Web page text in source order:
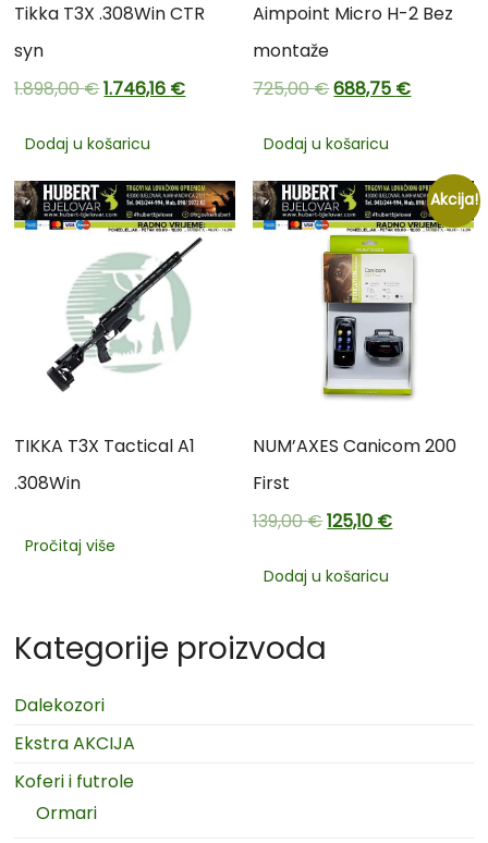
Tikka T3X .308Win CTR
syn
1.898,00€1.746,16 €
Dodaj u košaricu
Aimpoint Micro H-2 Bez
montaže
725,00€688,75 €
Dodaj u košaricu
TIKKA T3X Tactical A1
.308Win
Pročitaj više
Akcija!
NUM’AXES Canicom 200
First
139,00€125,10 €
Dodaj u košaricu
Kategorije proizvoda
Dalekozori
Ekstra AKCIJA
Koferi i futrole
Ormari